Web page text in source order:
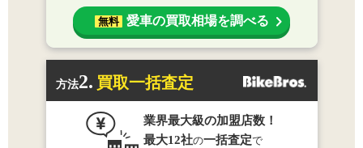
無料 愛車の買取相場を調べる
方法2. 買取一括査定
業界最大級の加盟店数！
最大12社の一括査定で